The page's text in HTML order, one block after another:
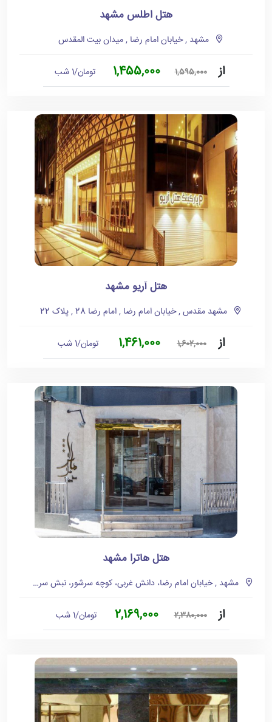
هتل اطلس مشهد
مشهد , خیابان امام رضا , میدان بیت المقدس
از 1,595,000
1,455,000 تومان/1 شب
هتل آریو مشهد
مشهد مقدس , خیابان امام رضا , امام رضا 28 , پلاک 22
از 1,602,000
1,461,000 تومان/1 شب
هتل هاترا مشهد
مشهد , خیابان امام رضا، دانش غربی، کوچه سرشور، نبش سرشور ۳۷
از 2,380,000
2,169,000 تومان/1 شب